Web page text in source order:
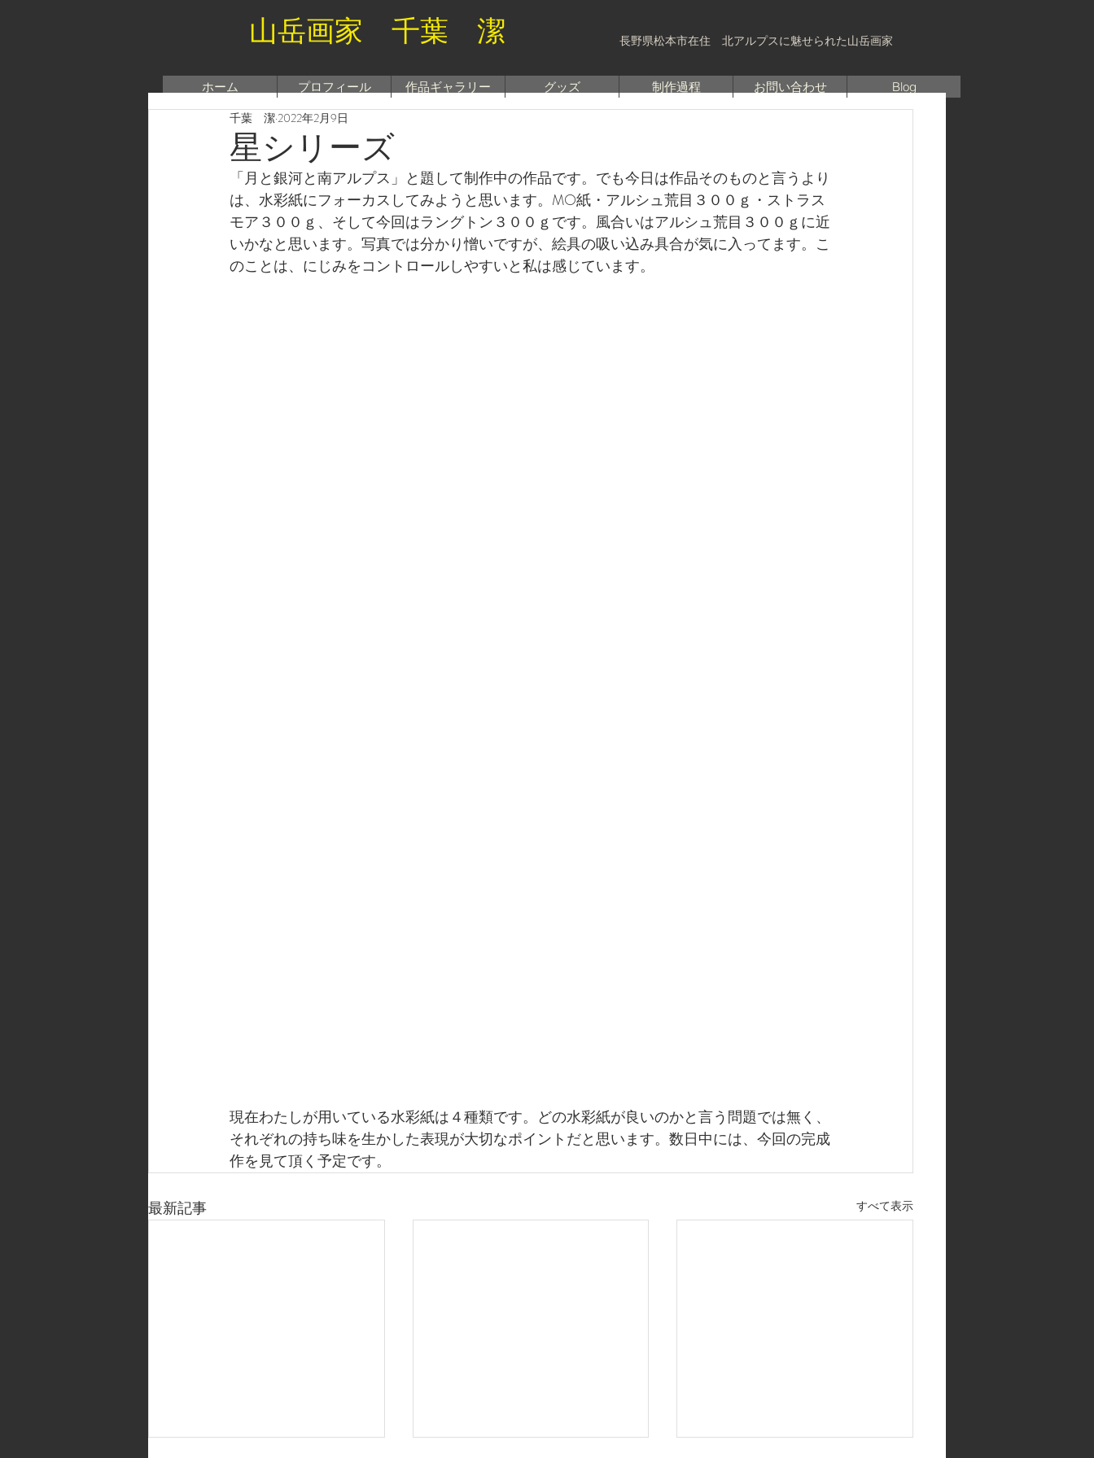
山岳画家 千葉 潔 長野県松本市在住 北アルプスに魅せられた山岳画家
ホーム プロフィール 作品ギャラリー グッズ 制作過程 お問い合わせ Blog
星シリーズ
千葉 潔 2022年2月9日
「月と銀河と南アルプス」と題して制作中の作品です。でも今日は作品そのものと言うより
は、水彩紙にフォーカスしてみようと思います。MO紙・アルシュ荒目３００ｇ・ストラス
モア３００ｇ、そして今回はラングトン３００ｇです。風合いはアルシュ荒目３００ｇに近
いかなと思います。写真では分かり憎いですが、絵具の吸い込み具合が気に入ってます。こ
のことは、にじみをコントロールしやすいと私は感じています。
現在わたしが用いている水彩紙は４種類です。どの水彩紙が良いのかと言う問題では無く、
それぞれの持ち味を生かした表現が大切なポイントだと思います。数日中には、今回の完成
作を見て頂く予定です。
最新記事 すべて表示